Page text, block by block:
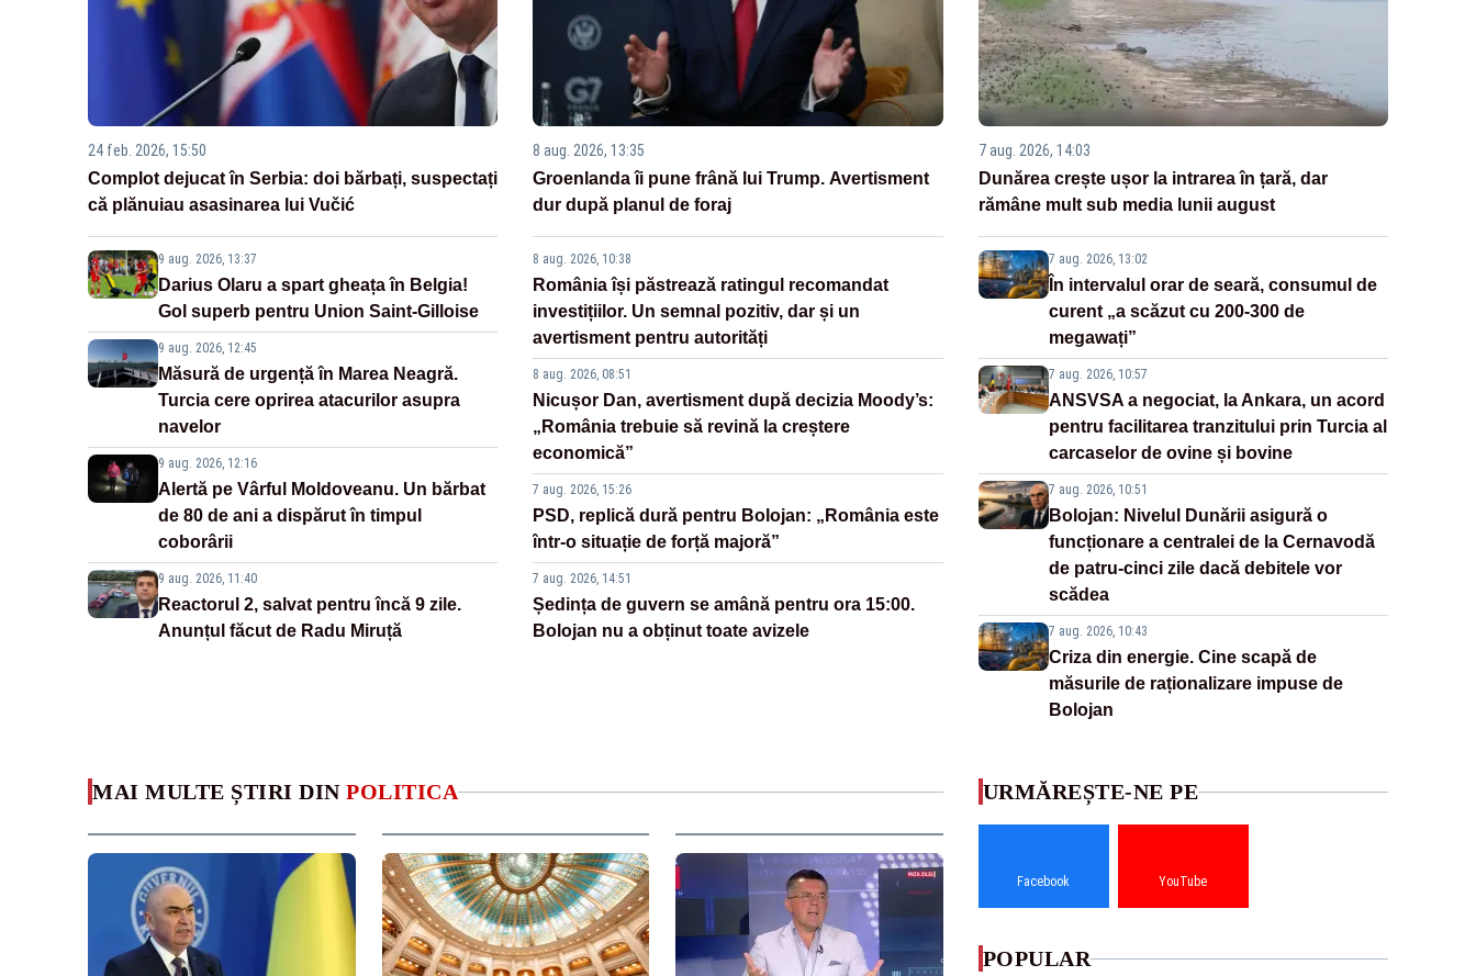
24 feb. 2026, 15:50
Complot dejucat în Serbia: doi bărbați, suspectați
că plănuiau asasinarea lui Vučić
9 aug. 2026, 13:37
Darius Olaru a spart gheața în Belgia!
Gol superb pentru Union Saint-Gilloise
9 aug. 2026, 12:45
Măsură de urgență în Marea Neagră.
Turcia cere oprirea atacurilor asupra
navelor
9 aug. 2026, 12:16
Alertă pe Vârful Moldoveanu. Un bărbat
de 80 de ani a dispărut în timpul
coborârii
9 aug. 2026, 11:40
Reactorul 2, salvat pentru încă 9 zile.
Anunțul făcut de Radu Miruță
8 aug. 2026, 13:35
Groenlanda îi pune frână lui Trump. Avertisment
dur după planul de foraj
8 aug. 2026, 10:38
România își păstrează ratingul recomandat
investițiilor. Un semnal pozitiv, dar și un
avertisment pentru autorități
8 aug. 2026, 08:51
Nicușor Dan, avertisment după decizia Moody’s:
„România trebuie să revină la creștere
economică”
7 aug. 2026, 15:26
PSD, replică dură pentru Bolojan: „România este
într-o situație de forță majoră”
7 aug. 2026, 14:51
Ședința de guvern se amână pentru ora 15:00.
Bolojan nu a obținut toate avizele
7 aug. 2026, 14:03
Dunărea crește ușor la intrarea în țară, dar
rămâne mult sub media lunii august
7 aug. 2026, 13:02
În intervalul orar de seară, consumul de
curent „a scăzut cu 200-300 de
megawați”
7 aug. 2026, 10:57
ANSVSA a negociat, la Ankara, un acord
pentru facilitarea tranzitului prin Turcia al
carcaselor de ovine și bovine
7 aug. 2026, 10:51
Bolojan: Nivelul Dunării asigură o
funcționare a centralei de la Cernavodă
de patru-cinci zile dacă debitele vor
scădea
7 aug. 2026, 10:43
Criza din energie. Cine scapă de
măsurile de raționalizare impuse de
Bolojan
MAI MULTE ȘTIRI DIN POLITICA URMĂREȘTE-NE PE
Facebook YouTube
POPULAR